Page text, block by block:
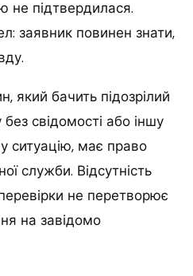
не підтвердилася.
заявник повинен знати,
який бачить підозрілий
свідомості або іншу
ситуацію, має право
служби. Відсутність
не перетворює
на завідомо